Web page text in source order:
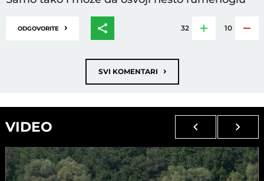
ODGOVORITE › 32 10
SVI KOMENTARI ›
VIDEO